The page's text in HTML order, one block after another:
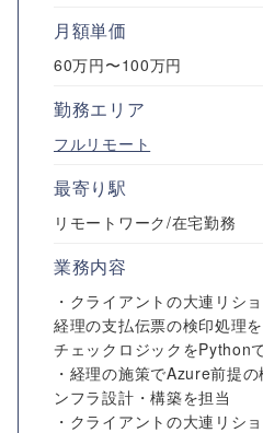
月額単価
60万円〜100万円
勤務エリア
フルリモート
最寄り駅
リモートワーク/在宅勤務
業務内容
・クライアントの大連リシ
経理の支払伝票の検印処理
チェックロジックをPython
・経理の施策でAzure前提
ンフラ設計・構築を担当
・クライアントの大連リシ